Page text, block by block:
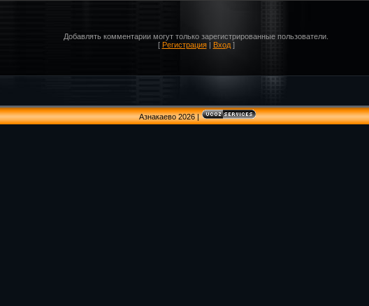
Добавлять комментарии могут только зарегистрированные пользователи.
[ Регистрация| Вход]
Азнакаево 2026|